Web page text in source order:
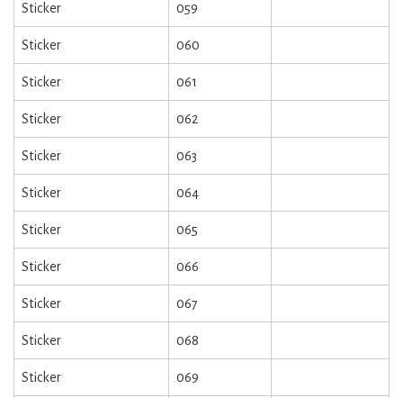
Sticker 059
Sticker 060
Sticker 061
Sticker 062
Sticker 063
Sticker 064
Sticker 065
Sticker 066
Sticker 067
Sticker 068
Sticker 069